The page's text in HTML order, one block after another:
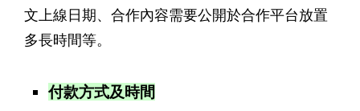
文上線日期、合作內容需要公開於合作平台放置
多長時間等。
付款方式及時間